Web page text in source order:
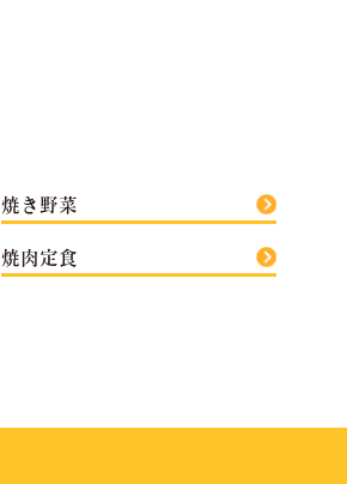
焼き野菜
焼肉定食